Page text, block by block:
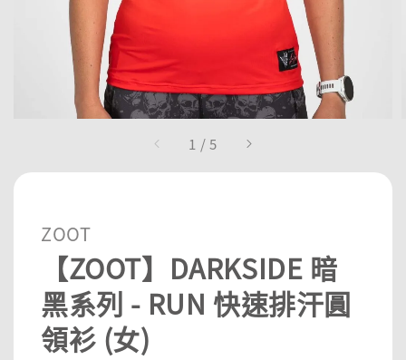
1 /5
ZOOT
【ZOOT】DARKSIDE 暗
黑系列 - RUN 快速排汗圓
領衫 (女)